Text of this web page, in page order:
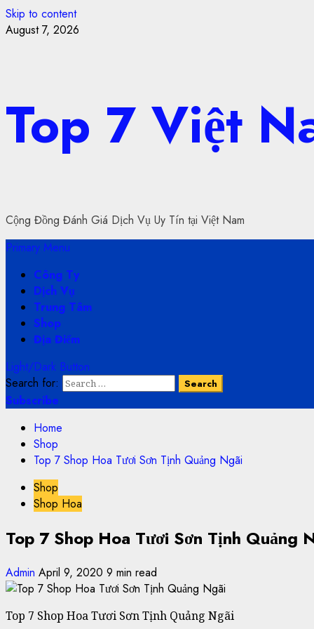
Skip to content
August 7, 2026
Top 7 Việt
Cộng Đồng Đánh Giá Dịch Vụ Uy Tín tại Việt Nam
Primary Menu
Công Ty
Dịch Vụ
Trung Tâm
Shop
Địa Điểm
Light/Dark Button
Search for:
Subscribe
Home
Shop
Top 7 Shop Hoa Tươi Sơn Tịnh Quảng Ngãi
Shop
Shop Hoa
Top 7 Shop Hoa Tươi Sơn Tịnh Quảng
Admin April 9, 2020 9 min read
Top 7 Shop Hoa Tươi Sơn Tịnh Quảng Ngãi